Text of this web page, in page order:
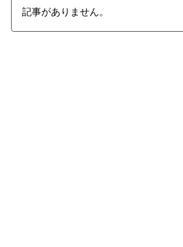
記事がありません。